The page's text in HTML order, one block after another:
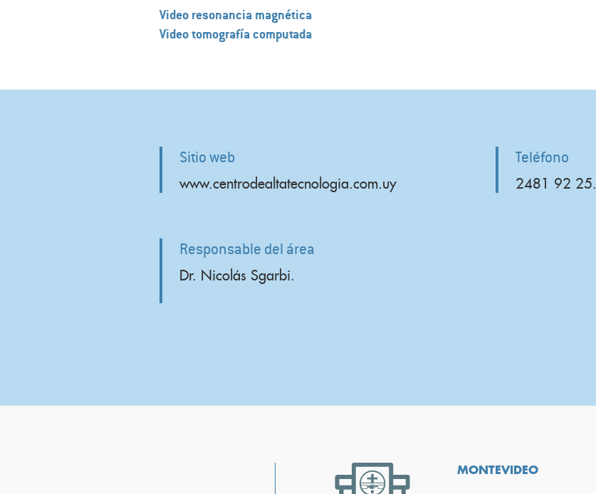
Video resonancia magnética
Video tomografía computada
Sitio web
www.centrodealtatecnologia.com.uy
Teléfono
2481 92 25.
Responsable del área
Dr. Nicolás Sgarbi.
MONTEVIDEO